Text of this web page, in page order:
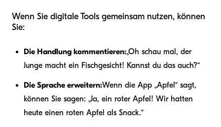
Wenn Sie digitale Tools gemeinsam nutzen, können
Sie:
Die Handlung kommentieren:„Oh schau mal, der
Junge macht ein Fischgesicht! Kannst du das auch?“
Die Sprache erweitern:Wenn die App „Apfel“ sagt,
können Sie sagen: „Ja, ein roter Apfel! Wir hatten
heute einen roten Apfel als Snack.“